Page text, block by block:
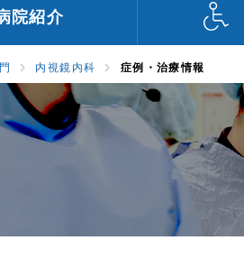
院紹介
内視鏡内科 症例・治療情報